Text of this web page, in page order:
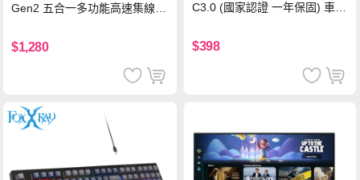
Gen2 五合一多功能高速集線
$1,280
C3.0 (國家認證 一年保固) 車充
$398